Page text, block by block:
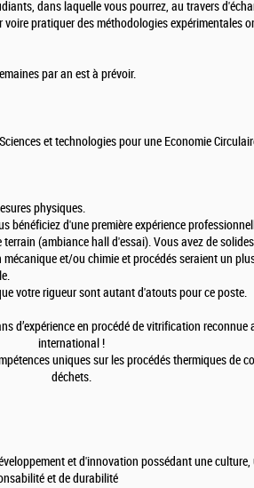
dans laquelle vous pourrez, au travers
pratiquer des méthodologies expérimentales
par an est à prévoir.
et technologies pour une Economie
physiques.
bénéficiez d'une première expérience
(ambiance hall d'essai). Vous avez de
et/ou chimie et procédés seraient un
votre rigueur sont autant d'atouts pour ce poste.
d’expérience en procédé de vitrification
international !
uniques sur les procédés thermiques de
déchets.
et d'innovation possédant une
et de durabilité